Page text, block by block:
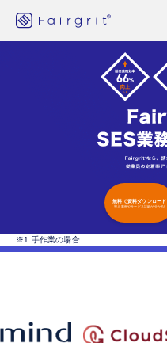
無料で資料ダウンロード
導入事例やサービス詳細が分かる!
※1 手作業の場合